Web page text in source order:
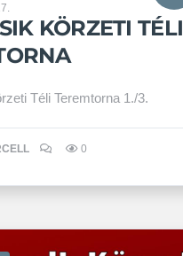
KÖRZETI TÉLI
Téli Teremtorna 1./3.
0